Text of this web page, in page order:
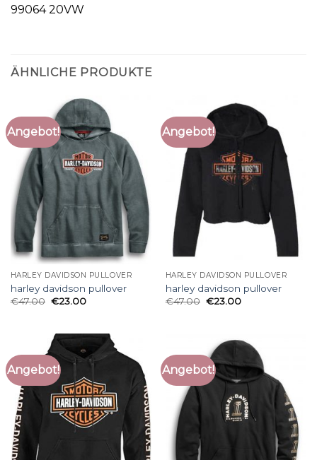
99064 20VW
ÄHNLICHE PRODUKTE
Angebot!
HARLEY DAVIDSON PULLOVER
harley davidson pullover
€47.00 €23.00
Angebot!
HARLEY DAVIDSON PULLOVER
harley davidson pullover
€47.00 €23.00
Angebot! Angebot!